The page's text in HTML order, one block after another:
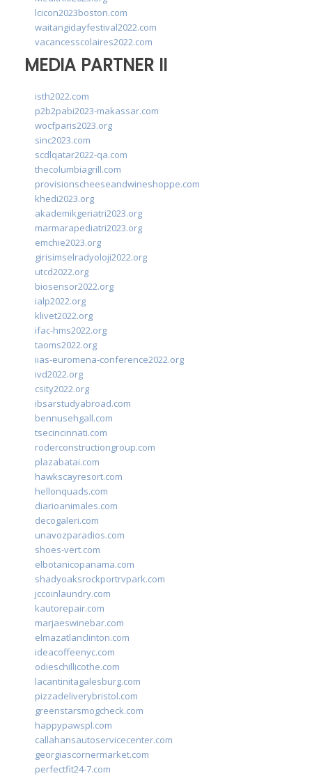
lcicon2023boston.com
waitangidayfestival2022.com
vacancesscolaires2022.com
MEDIA PARTNER II
isth2022.com
p2b2pabi2023-makassar.com
wocfparis2023.org
sinc2023.com
scdlqatar2022-qa.com
thecolumbiagrill.com
provisionscheeseandwineshoppe.com
khedi2023.org
akademikgeriatri2023.org
marmarapediatri2023.org
emchie2023.org
girisimselradyoloji2022.org
utcd2022.org
biosensor2022.org
ialp2022.org
klivet2022.org
ifac-hms2022.org
taoms2022.org
iias-euromena-conference2022.org
ivd2022.org
csity2022.org
ibsarstudyabroad.com
bennusehgall.com
tsecincinnati.com
roderconstructiongroup.com
plazabatai.com
hawkscayresort.com
hellonquads.com
diarioanimales.com
decogaleri.com
unavozparadios.com
shoes-vert.com
elbotanicopanama.com
shadyoaksrockportrvpark.com
jccoinlaundry.com
kautorepair.com
marjaeswinebar.com
elmazatlanclinton.com
ideacoffeenyc.com
odieschillicothe.com
lacantinitagalesburg.com
pizzadeliverybristol.com
greenstarsmogcheck.com
happypawspl.com
callahansautoservicecenter.com
georgiascornermarket.com
perfectfit24-7.com